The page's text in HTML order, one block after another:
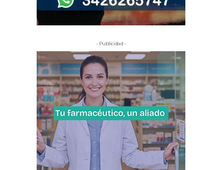
- Publicidad -